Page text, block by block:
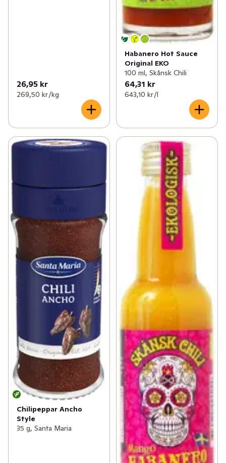
26,95 kr
269,50 kr /kg
Habanero Hot Sauce
Original EKO
100 ml, Skånsk Chili
64,31 kr
643,10 kr /l
Chilipeppar Ancho
Style
35 g, Santa Maria